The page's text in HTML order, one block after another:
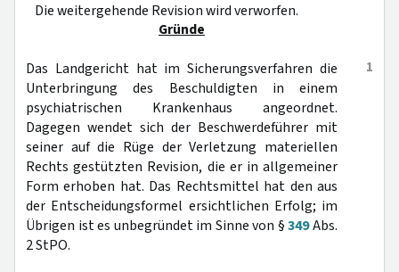
Die weitergehende Revision wird verworfen.
Gründe
1
Das Landgericht hat im Sicherungsverfahren die
Unterbringung des Beschuldigten in einem
psychiatrischen Krankenhaus angeordnet.
Dagegen wendet sich der Beschwerdeführer mit
seiner auf die Rüge der Verletzung materiellen
Rechts gestützten Revision, die er in allgemeiner
Form erhoben hat. Das Rechtsmittel hat den aus
der Entscheidungsformel ersichtlichen Erfolg; im
Übrigen ist es unbegründet im Sinne von §349Abs.
2 StPO.